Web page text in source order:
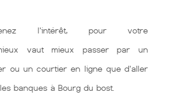
l'intérêt, pour votre
vaut mieux passer par un
ou un courtier en ligne que d'aller
banques à Bourg du bost.